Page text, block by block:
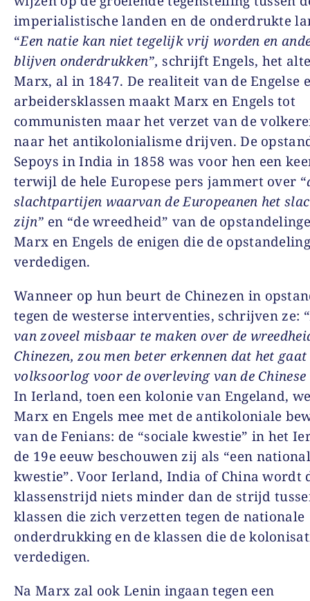
imperialistische landen en de onderdrukte
“Een natie kan niet tegelijk vrij worden en
blijven onderdrukken”, schrijft Engels, het
Marx, al in 1847. De realiteit van de Engelse
arbeidersklassen maakt Marx en Engels tot
communisten maar het verzet van de
naar het antikolonialisme drijven. De
Sepoys in India in 1858 was voor hen een
terwijl de hele Europese pers jammert over “
slachtpartijen waarvan de Europeanen het
zijn” en “de wreedheid” van de
Marx en Engels de enigen die de
verdedigen.
Wanneer op hun beurt de Chinezen in
tegen de westerse interventies, schrijven ze: “
van zoveel misbaar te maken over de
Chinezen, zou men beter erkennen dat het gaat
volksoorlog voor de overleving van de Chinese
In Ierland, toen een kolonie van Engeland,
Marx en Engels mee met de antikoloniale
van de Fenians: de “sociale kwestie” in het
de 19e eeuw beschouwen zij als “een
kwestie”. Voor Ierland, India of China wordt
klassenstrijd niets minder dan de strijd
klassen die zich verzetten tegen de nationale
onderdrukking en de klassen die de
verdedigen.
Na Marx zal ook Lenin ingaan tegen een